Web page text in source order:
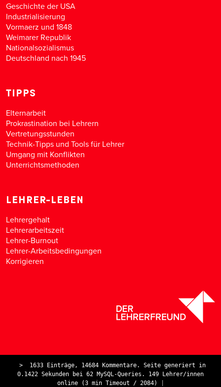
Geschichte der USA
Industrialisierung
Vormaerz und 1848
Weimarer Republik
Nationalsozialismus
Deutschland nach 1945
TIPPS
Elternarbeit
Prokrastination bei Lehrern
Vertretungsstunden
Technik-Tipps und Tools für Lehrer
Umgang mit Konflikten
Unterrichtsmethoden
LEHRER-LEBEN
Lehrergehalt
Lehrerarbeitszeit
Lehrer-Burnout
Lehrer-Arbeitsbedingungen
Korrigieren
>
1633 Einträge, 14684 Kommentare. Seite generiert in
0.1422 Sekunden bei 62 MySQL-Queries. 149 Lehrer/innen
online (3 min Timeout / 2084)